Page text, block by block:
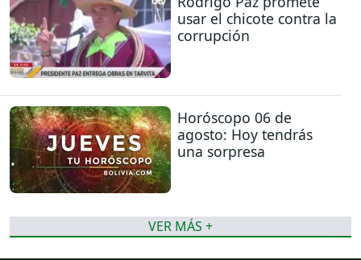
usar el chicote contra la
corrupción
Horóscopo 06 de
agosto: Hoy tendrás
una sorpresa
VER MÁS +